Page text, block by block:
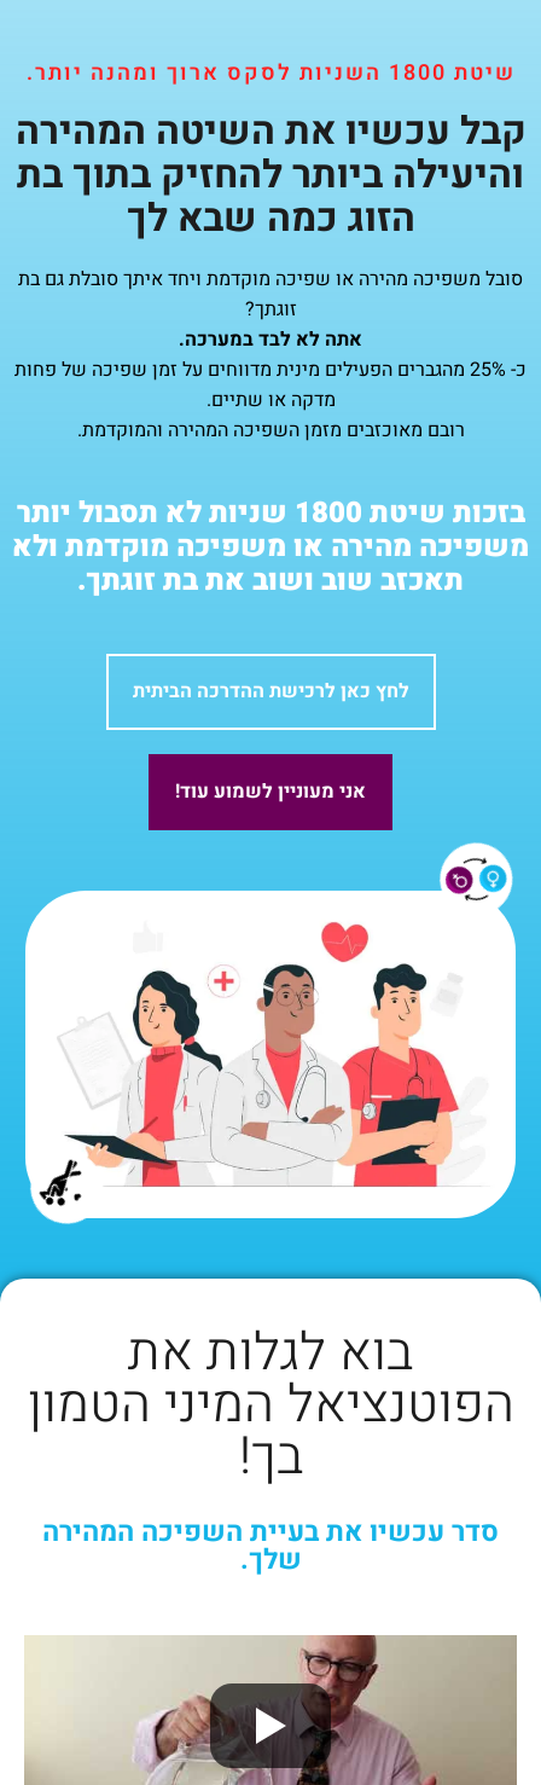
שיטת 1800 השניות לסקס ארוך ומהנה יותר.
קבל עכשיו את השיטה המהירה
והיעילה ביותר להחזיק בתוך בת
הזוג כמה שבא לך
סובל משפיכה מהירה או שפיכה מוקדמת ויחד איתך סובלת גם בת
זוגתך?
אתה לא לבד במערכה.
כ- 25% מהגברים הפעילים מינית מדווחים על זמן שפיכה של פחות
מדקה או שתיים.
רובם מאוכזבים מזמן השפיכה המהירה והמוקדמת.
בזכות שיטת 1800 שניות לא תסבול יותר
משפיכה מהירה או משפיכה מוקדמת ולא
תאכזב שוב ושוב את בת זוגתך.
לחץ כאן לרכישת ההדרכה הביתית
אני מעוניין לשמוע עוד!
בוא לגלות את
הפוטנציאל המיני הטמון
בך!
סדר עכשיו את בעיית השפיכה המהירה
שלך.